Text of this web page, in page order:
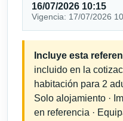
16/07/2026 10:15
Vigencia: 17/07/2026
Incluye esta
incluido en la
habitación para 2
Solo alojamiento ·
en referencia ·